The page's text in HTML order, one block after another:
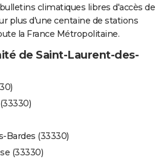
climatiques libres d'accès de
plus d'une centaine de stations
la France Métropolitaine.
de Saint-Laurent-des-
Bardes (33330)
(33330)